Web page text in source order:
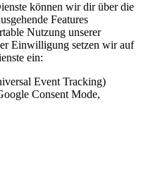
können wir dir über die
Features
Nutzung unserer
Einwilligung setzen wir auf
ein:
Event Tracking)
Consent Mode,